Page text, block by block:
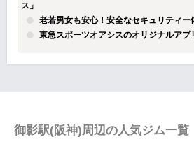
ス」
老若男女も安心！安全なセキュリティー
東急スポーツオアシスのオリジナルアプ
御影駅(阪神)周辺の人気ジム一覧